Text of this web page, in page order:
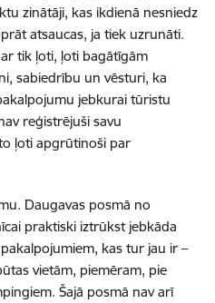
zinātāji, kas ikdienā nesniedz
atsaucas, ja tiek uzrunāti.
tik ļoti, ļoti bagātīgām
sabiedrību un vēsturi, ka
jebkurai tūristu
reģistrējuši savu
ļoti apgrūtinoši par
Daugavas posmā no
praktiski iztrūkst jebkāda
kas tur jau ir –
vietām, piemēram, pie
Šajā posmā nav arī